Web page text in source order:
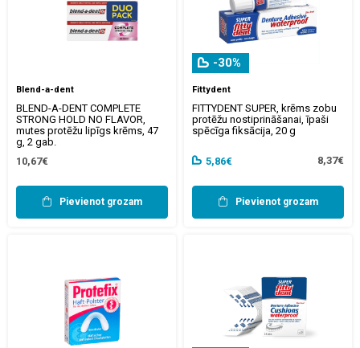
Blend-a-dent
BLEND-A-DENT COMPLETE
STRONG HOLD NO FLAVOR,
mutes protēžu lipīgs krēms, 47
g, 2 gab.
10,67€
Pievienot grozam
-30%
Fittydent
FITTYDENT SUPER, krēms zobu
protēžu nostiprināšanai, īpaši
spēcīga fiksācija, 20 g
5,86€ 8,37€
Pievienot grozam